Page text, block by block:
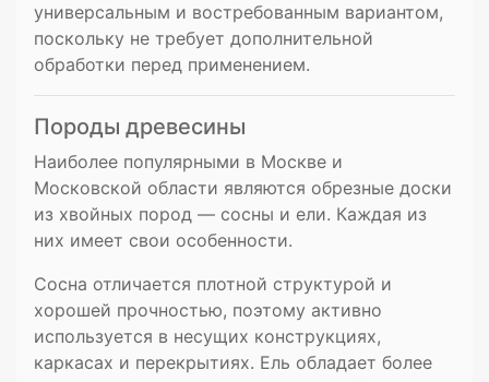
универсальным и востребованным вариантом,
поскольку не требует дополнительной
обработки перед применением.
Породы древесины
Наиболее популярными в Москве и
Московской области являются обрезные доски
из хвойных пород — сосны и ели. Каждая из
них имеет свои особенности.
Сосна отличается плотной структурой и
хорошей прочностью, поэтому активно
используется в несущих конструкциях,
каркасах и перекрытиях. Ель обладает более